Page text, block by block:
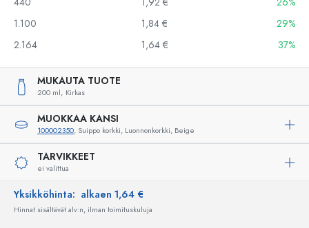
1.100
1,84 €
29%
2.164
1,64 € 37%
MUKAUTA TUOTE
200 ml, Kirkas
MUOKKAA KANSI
100002350, Suippo korkki, Luonnonkorkki, Beige
TARVIKKEET
ei valittua
Yksikköhinta: alkaen 1,64 €
Hinnat sisältävät alv:n, ilman toimituskuluja